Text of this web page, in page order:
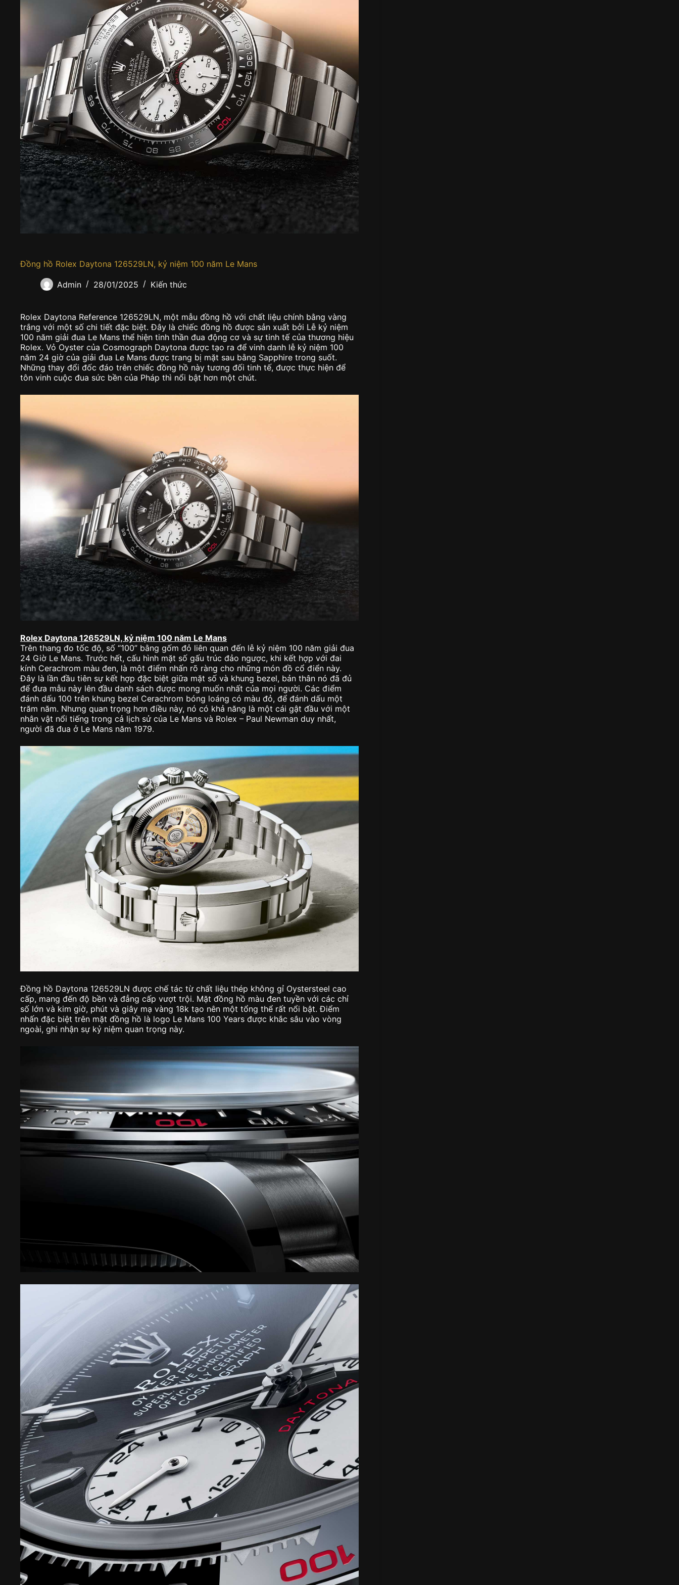
Đồng hồ Rolex Daytona 126529LN, kỷ niệm 100 năm Le Mans
Admin 28/01/2025 Kiến thức
Rolex Daytona Reference 126529LN, một mẫu đồng hồ với chất liệu chính bằng vàng
trắng với một số chi tiết đặc biệt. Đây là chiếc đồng hồ được sản xuất bởi Lễ kỷ niệm
100 năm giải đua Le Mans thể hiện tinh thần đua động cơ và sự tinh tế của thương hiệu
Rolex. Vỏ Oyster của Cosmograph Daytona được tạo ra để vinh danh lễ kỷ niệm 100
năm 24 giờ của giải đua Le Mans được trang bị mặt sau bằng Sapphire trong suốt.
Những thay đổi đốc đáo trên chiếc đồng hồ này tương đối tinh tế, được thực hiện để
tôn vinh cuộc đua sức bền của Pháp thì nổi bật hơn một chút.
Rolex Daytona 126529LN, kỷ niệm 100 năm Le Mans
Trên thang đo tốc độ, số “100” bằng gốm đỏ liên quan đến lễ kỷ niệm 100 năm giải đua
24 Giờ Le Mans. Trước hết, cấu hình mặt số gấu trúc đảo ngược, khi kết hợp với đai
kính Cerachrom màu đen, là một điểm nhấn rõ ràng cho những món đồ cổ điển này.
Đây là lần đầu tiên sự kết hợp đặc biệt giữa mặt số và khung bezel, bản thân nó đã đủ
để đưa mẫu này lên đầu danh sách được mong muốn nhất của mọi người. Các điểm
đánh dấu 100 trên khung bezel Cerachrom bóng loáng có màu đỏ, để đánh dấu một
trăm năm. Nhưng quan trọng hơn điều này, nó có khả năng là một cái gật đầu với một
nhân vật nổi tiếng trong cả lịch sử của Le Mans và Rolex – Paul Newman duy nhất,
người đã đua ở Le Mans năm 1979.
Đồng hồ Daytona 126529LN được chế tác từ chất liệu thép không gỉ Oystersteel cao
cấp, mang đến độ bền và đẳng cấp vượt trội. Mặt đồng hồ màu đen tuyền với các chỉ
số lớn và kim giờ, phút và giây mạ vàng 18k tạo nên một tổng thể rất nổi bật. Điểm
nhấn đặc biệt trên mặt đồng hồ là logo Le Mans 100 Years được khắc sâu vào vòng
ngoài, ghi nhận sự kỷ niệm quan trọng này.